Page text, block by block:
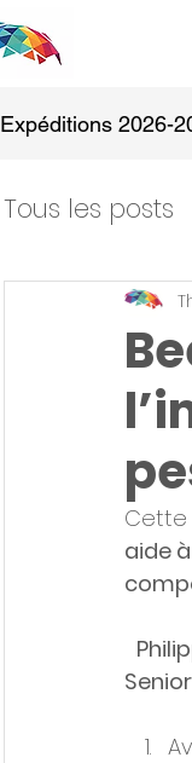
Expéditions 2026-
Tous les posts
Cette
aide